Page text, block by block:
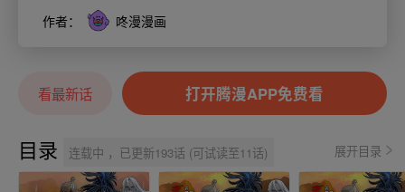
作者： 咚漫漫画
看最新话 打开腾漫APP免费看
目录 连载中 ，已更新193话 (可试读至11话) 展开目录